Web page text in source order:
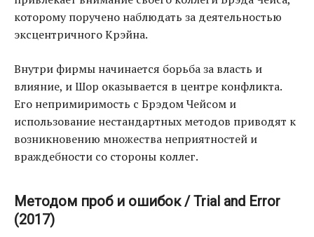
которому поручено наблюдать за деятельностью
эксцентричного Крэйна.
Внутри фирмы начинается борьба за власть и
влияние, и Шор оказывается в центре конфликта.
Его непримиримость с Брэдом Чейсом и
использование нестандартных методов приводят к
возникновению множества неприятностей и
враждебности со стороны коллег.
Методом проб и ошибок / Trial and Error
(2017)